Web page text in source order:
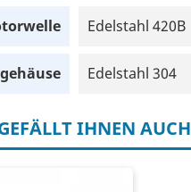
Edelstahl 420B
Edelstahl 304
IHNEN AUCH